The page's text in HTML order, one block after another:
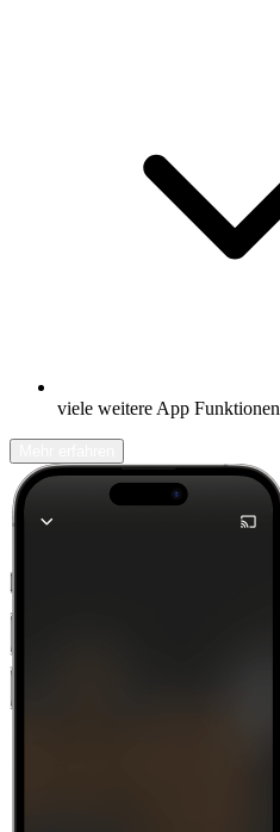
viele weitere App Funktionen